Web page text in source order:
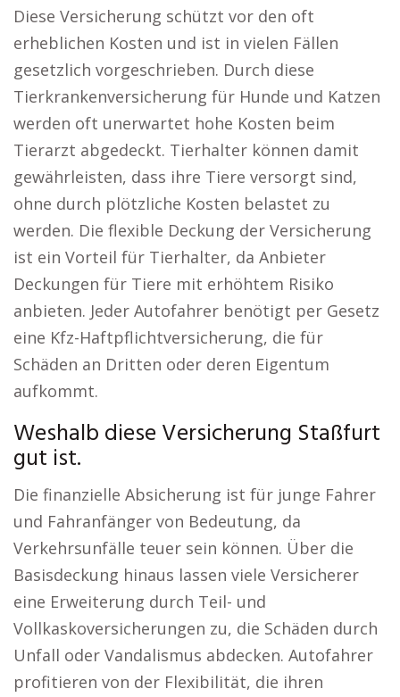
Diese Versicherung schützt vor den oft
erheblichen Kosten und ist in vielen Fällen
gesetzlich vorgeschrieben. Durch diese
Tierkrankenversicherung für Hunde und Katzen
werden oft unerwartet hohe Kosten beim
Tierarzt abgedeckt. Tierhalter können damit
gewährleisten, dass ihre Tiere versorgt sind,
ohne durch plötzliche Kosten belastet zu
werden. Die flexible Deckung der Versicherung
ist ein Vorteil für Tierhalter, da Anbieter
Deckungen für Tiere mit erhöhtem Risiko
anbieten. Jeder Autofahrer benötigt per Gesetz
eine Kfz-Haftpflichtversicherung, die für
Schäden an Dritten oder deren Eigentum
aufkommt.
Weshalb diese Versicherung Staßfurt
gut ist.
Die finanzielle Absicherung ist für junge Fahrer
und Fahranfänger von Bedeutung, da
Verkehrsunfälle teuer sein können. Über die
Basisdeckung hinaus lassen viele Versicherer
eine Erweiterung durch Teil- und
Vollkaskoversicherungen zu, die Schäden durch
Unfall oder Vandalismus abdecken. Autofahrer
profitieren von der Flexibilität, die ihren